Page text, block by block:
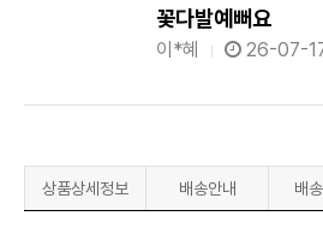
꽃다발예뻐요
이*혜 26-07-
상품상세정보 배송안내 배